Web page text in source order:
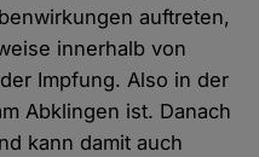
auftreten,
innerhalb von
Impfung. Also in der
Abklingen ist. Danach
kann damit auch